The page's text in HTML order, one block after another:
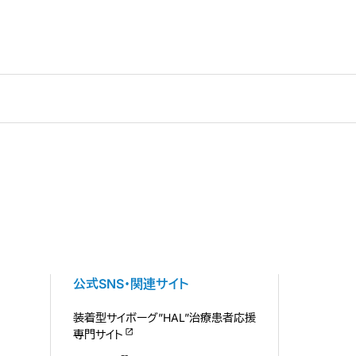
公式SNS・関連サイト
装着型サイボーグ”HAL”治療患者応援
専門サイト